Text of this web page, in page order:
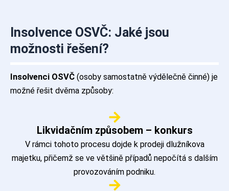
Insolvence OSVČ: Jaké jsou
možnosti řešení?
Insolvenci OSVČ (osoby samostatně výdělečně činné) je
možné řešit dvěma způsoby:
Likvidačním způsobem – konkurs
V rámci tohoto procesu dojde k prodeji dlužníkova
majetku, přičemž se ve většině případů nepočítá s dalším
provozováním podniku.